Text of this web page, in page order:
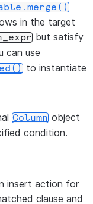
in the target
but satisfy
can use
to instantiate
Column object
condition.
insert action for
clause and